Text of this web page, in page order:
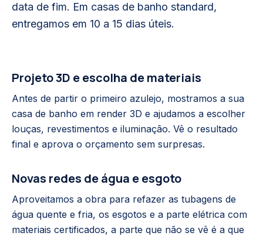
data de fim. Em casas de banho standard,
entregamos em 10 a 15 dias úteis.
Projeto 3D e escolha de materiais
Antes de partir o primeiro azulejo, mostramos a sua
casa de banho em render 3D e ajudamos a escolher
louças, revestimentos e iluminação. Vê o resultado
final e aprova o orçamento sem surpresas.
Novas redes de água e esgoto
Aproveitamos a obra para refazer as tubagens de
água quente e fria, os esgotos e a parte elétrica com
materiais certificados, a parte que não se vê é a que